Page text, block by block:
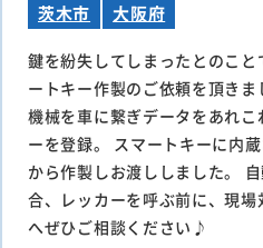
茨木市 大阪府
鍵を紛失してしまったとのこ
ートキー作製のご依頼を頂き
機械を車に繋ぎデータをあれ
ーを登録。 スマートキーに内
から作製しお渡ししました。
合、レッカーを呼ぶ前に、現
へぜひご相談ください♪